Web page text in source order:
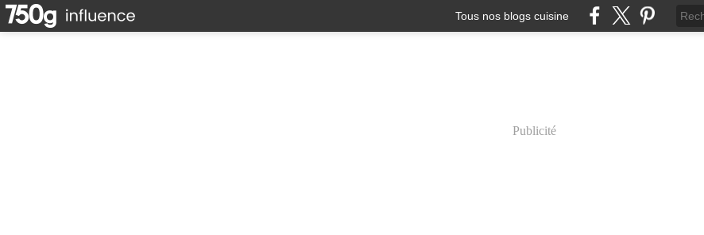
Tous nos blogs cuisine
Publicité